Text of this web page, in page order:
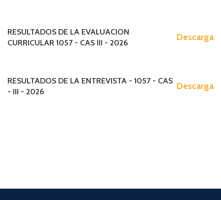
RESULTADOS DE LA EVALUACION
CURRICULAR 1057 - CAS III - 2026
Descarga
RESULTADOS DE LA ENTREVISTA - 1057 - CAS
- III - 2026
Descarga